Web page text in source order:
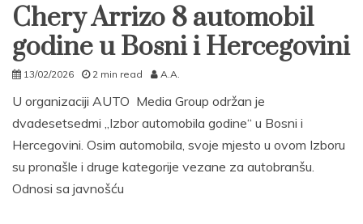
Chery Arrizo 8 automobil
godine u Bosni i Hercegovini
13/02/2026 2 min read A.A.
U organizaciji AUTO Media Group održan je
dvadesetsedmi „Izbor automobila godine“ u Bosni i
Hercegovini. Osim automobila, svoje mjesto u ovom Izboru
su pronašle i druge kategorije vezane za autobranšu.
Odnosi sa javnošću